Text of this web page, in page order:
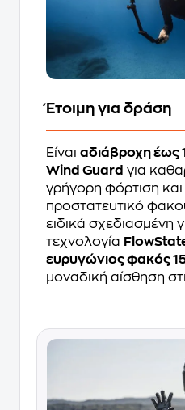
Έτοιμη για δράση
Είναι αδιάβροχη έως
Wind Guard για
γρήγορη φόρτιση
προστατευτικό
ειδικά σχεδιασμένη
τεχνολογία
ευρυγώνιος φακός
μοναδική αίσθηση